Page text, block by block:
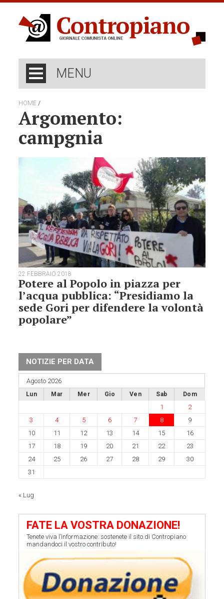
MENU
HOME /
Argomento:
campgnia
22 FEBBRAIO 2018
Potere al Popolo in piazza per
l’acqua pubblica: “Presidiamo la
sede Gori per difendere la volontà
popolare”
NOTIZIE PER DATA
Agosto 2026
Lun Mar Mer Gio Ven Sab Dom
1
2
3
4 5 6 7 8
9
10
11 12 13 14 15
16
17
18 19 20 21 22
23
24
25 26 27 28 29
30
31
« Lug
FATE LA VOSTRA DONAZIONE!
Tenete viva l’informazione: sostenete il sito di Contropiano
mandandoci il vostro contributo!